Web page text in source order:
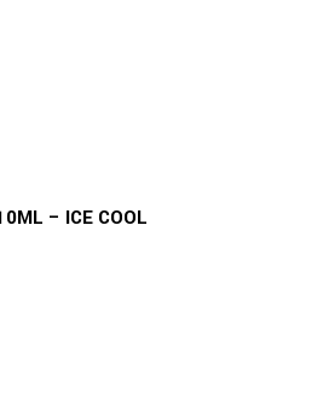
– ICE COOL